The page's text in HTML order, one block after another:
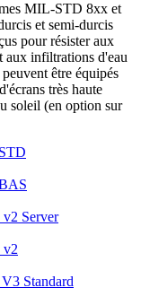
MIL-STD 8xx et
et semi-durcis
pour résister aux
aux infiltrations d'eau
être équipés
très haute
soleil (en option sur
Server
Standard